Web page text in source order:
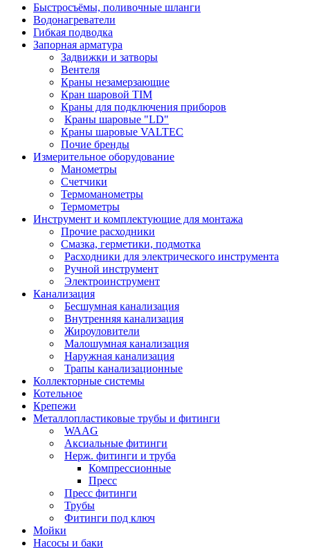
Быстросъёмы, поливочные шланги
Водонагреватели
Гибкая подводка
Запорная арматура
Задвижки и затворы
Вентеля
Краны незамерзающие
Кран шаровой TIM
Краны для подключения приборов
Краны шаровые "LD"
Краны шаровые VALTEC
Почие бренды
Измерительное оборудование
Манометры
Счетчики
Термоманометры
Термометры
Инструмент и комплектующие для монтажа
Прочие расходники
Смазка, герметики, подмотка
Расходники для электрического инструмента
Ручной инструмент
Электроинструмент
Канализация
Бесшумная канализация
Внутренняя канализация
Жироуловители
Малошумная канализация
Наружная канализация
Трапы канализационные
Коллекторные системы
Котельное
Крепежи
Металлопластиковые трубы и фитинги
WAAG
Аксиальные фитинги
Нерж. фитинги и труба
Компрессионные
Пресс
Пресс фитинги
Трубы
Фитинги под ключ
Мойки
Насосы и баки